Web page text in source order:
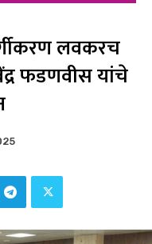
लवकरच
फडणवीस यांचे